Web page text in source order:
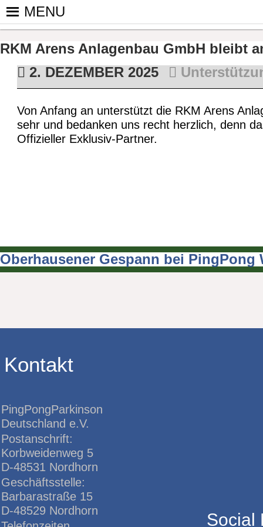
Skip
PINGPONGPARKINSON
ist der bundesweite Zusammenschluss von
Tischtennis – überwiegend ehrenamtlich um
MENU
RKM Arens Anlagenbau GmbH bleibt
2. DEZEMBER 2025
Von Anfang an unterstützt die RKM Arens
sehr und bedanken uns recht herzlich, denn
Offizieller Exklusiv-Partner.
Beitragsnavigation
Oberhausener Gespann bei PingPong
Kontakt
PingPongParkinson
Deutschland e.V.
Postanschrift:
Korbweidenweg 5
D-48531 Nordhorn
Geschäftsstelle:
Barbarastraße 15
D-48529 Nordhorn
Social